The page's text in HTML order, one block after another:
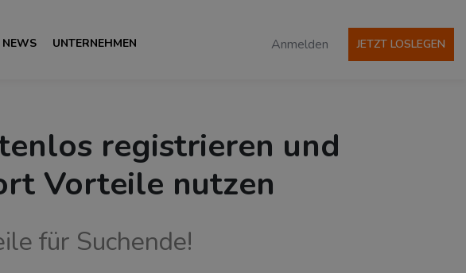
NEWS UNTERNEHMEN Anmelden JETZT LOSLEGEN
registrieren und
Vorteile nutzen
für Suchende!